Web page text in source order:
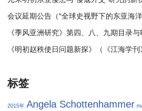
会议延期公告（“全球史视野下的东亚海洋
《季风亚洲研究》第四、八、九期目录与
《明初赵秩使日问题新探》（《江海学刊
标签
2015年 Angela Schottenhammer